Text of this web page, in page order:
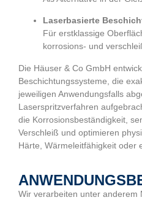
Laserbasierte
Für erstklassige
korrosions- und
Die Häuser & Co GmbH
Beschichtungssysteme, die
jeweiligen Anwendungsfalls
Laserspritzverfahren
die Korrosionsbeständigkeit,
Verschleiß und optimieren
Härte, Wärmeleitfähigkeit oder
Wir verarbeiten unter anderem